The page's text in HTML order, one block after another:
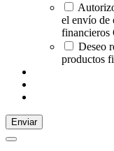
el envío de
financieros
Deseo
productos
Enviar